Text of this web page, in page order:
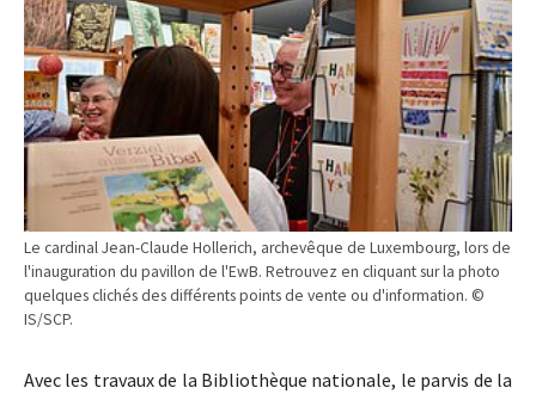
Le cardinal Jean-Claude Hollerich, archevêque de Luxembourg, lors de
l'inauguration du pavillon de l'EwB. Retrouvez en cliquant sur la photo
quelques clichés des différents points de vente ou d'information. ©
IS/SCP.
Avec les travaux de la Bibliothèque nationale, le parvis de la